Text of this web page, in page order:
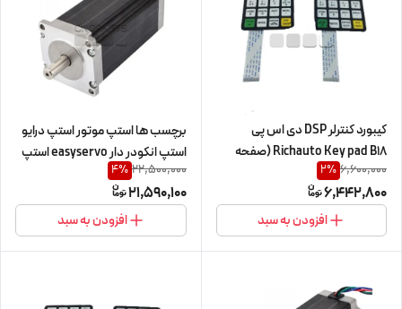
کیبورد کنترلر DSP دی اس پی
Richauto Key pad B18 (صفحه
کلید کنترلر cnc سی ان سی)
6,600,000
2%
6,442,800
افزودن به سبد
برچسب ها استپ موتور استپ درایو
استپ انکودر دار easyservo استپ
کیو ام 150kg.cm/15n.m مدل
110HS150 دو فاز 2ph نما nema 42
22,500,000
4%
21,590,100
افزودن به سبد